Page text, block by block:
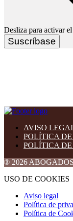
Desliza para activar
Suscríbase
AVISO
POLÍTICA
POLÍTICA
® 2026
USO DE COOKIES
Aviso legal
Política de
Política de